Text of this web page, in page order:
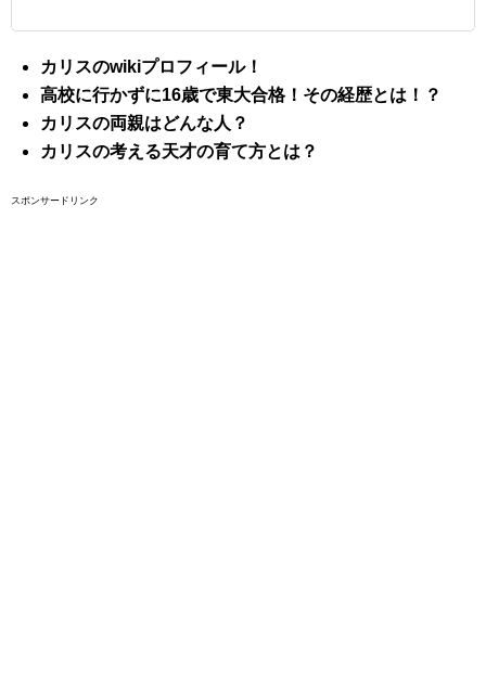
カリスのwikiプロフィール！
高校に行かずに16歳で東大合格！その経歴とは！？
カリスの両親はどんな人？
カリスの考える天才の育て方とは？
スポンサードリンク